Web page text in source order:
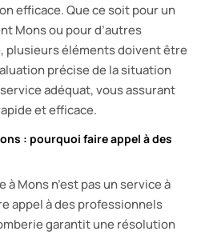
efficace. Que ce soit pour un
Mons ou pour d’autres
plusieurs éléments doivent être
précise de la situation
adéquat, vous assurant
et efficace.
: pourquoi faire appel à des
Mons n’est pas un service à
appel à des professionnels
garantit une résolution